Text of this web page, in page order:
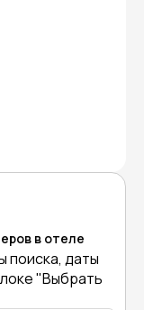
в отеле
поиска, даты
"Выбрать